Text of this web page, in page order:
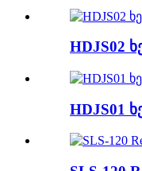
HDJS02
HDJS01